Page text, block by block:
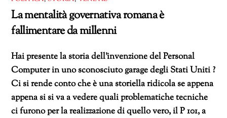
La mentalità governativa romana è
fallimentare da millenni
Hai presente la storia dell’invenzione del Personal
Computer in uno sconosciuto garage degli Stati Uniti ?
Ci si rende conto che è una storiella ridicola se appena
appena si si va a vedere quali problematiche tecniche
ci furono per la realizzazione di quello vero, il P 101, a